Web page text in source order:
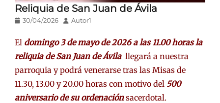
Reliquia de San Juan de Ávila
Publicado
30/04/2026 Autor
Autor1
El domingo 3 de mayo de 2026 a las 11.00 horas la
reliquia de San Juan de Ávilallegará a nuestra
parroquia y podrá venerarse tras las Misas de
11.30, 13.00 y 20.00 horas con motivo del 500
aniversario de su ordenaciónsacerdotal.